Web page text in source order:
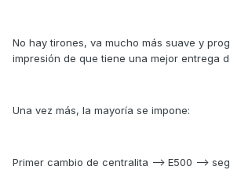
No hay tirones, va mucho más suave y
impresión de que tiene una mejor entrega
Una vez más, la mayoría se impone:
Primer cambio de centralita --> E500 -->